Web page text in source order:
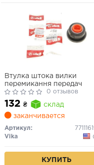
Втулка штока вилки
перемикання передач
0 отзывов
132 ₴
склад
заканчивается
Артикул:
Vika
КУПИТЬ